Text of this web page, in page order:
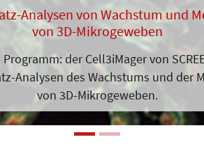
Analysen von Wachstum und
von 3D-Mikrogeweben
der Cell3iMager von
Analysen des Wachstums und der
von 3D-Mikrogeweben.